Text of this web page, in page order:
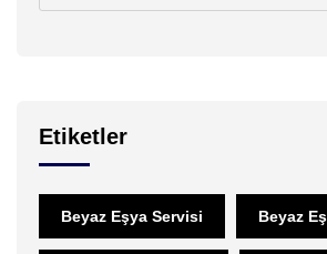
Etiketler
Beyaz Eşya Servisi Beyaz